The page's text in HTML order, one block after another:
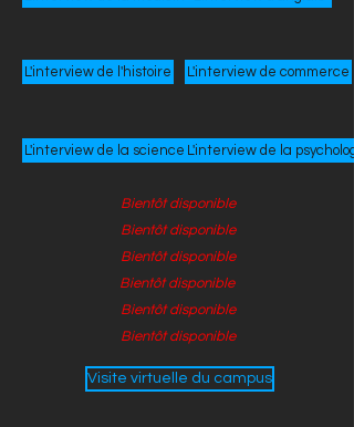
L'interview de l'histoire L'interview de commerce
L'interview de la science L'interview de la
Bientôt disponible
Bientôt disponible
Bientôt disponible
Bientôt disponible
Bientôt disponible
Bientôt disponible
Visite virtuelle du campus